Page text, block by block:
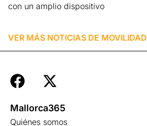
con un amplio dispositivo
VER MÁS NOTICIAS DE MOVILIDAD
Mallorca365
Quiénes somos